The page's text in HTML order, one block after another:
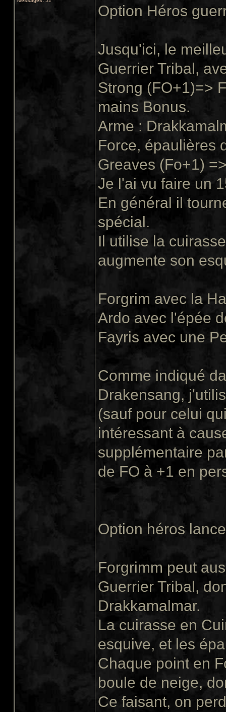
Option Héros
Jusqu'ici, le
Guerrier Tribal,
Strong (FO+1)=>
mains Bonus.
Arme :
Force, épaulières
Greaves (Fo+1)
Je l'ai vu faire un
En général il
spécial.
Il utilise la
augmente son
Forgrim avec la
Ardo avec l'épée
Fayris avec une
Comme indiqué
Drakensang,
(sauf pour celui
intéressant à
supplémentaire
de FO à +1 en
Option héros
Forgrimm peut
Guerrier Tribal,
Drakkamalmar.
La cuirasse en
esquive, et les
Chaque point en
boule de neige,
Ce faisant, on